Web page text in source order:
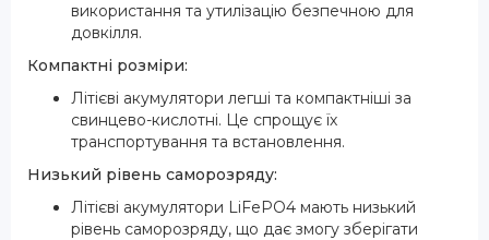
використання та утилізацію безпечною для
довкілля.
Компактні розміри:
Літієві акумулятори легші та компактніші за
свинцево-кислотні. Це спрощує їх
транспортування та встановлення.
Низький рівень саморозряду:
Літієві акумулятори LiFePO4 мають низький
рівень саморозряду, що дає змогу зберігати